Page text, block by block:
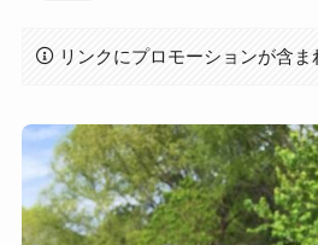
リンクにプロモーションが含ま